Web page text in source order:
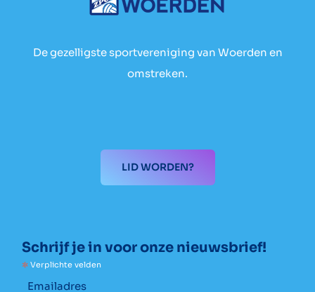
De gezelligste sportvereniging van Woerden en
omstreken.
LID WORDEN?
Schrijf je in voor onze nieuwsbrief!
* Verplichte velden